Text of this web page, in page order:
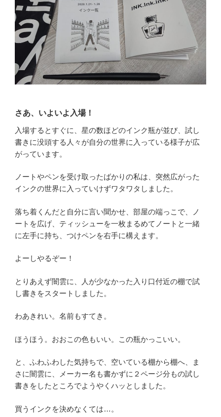
さあ、いよいよ入場！
入場するとすぐに、星の数ほどのインク瓶が並び、試し
書きに没頭する人々が自分の世界に入っている様子が広
がっています。
ノートやペンを受け取ったばかりの私は、突然広がった
インクの世界に入っていけずワタワタしました。
落ち着くんだと自分に言い聞かせ、部屋の端っこで、ノ
ートを広げ、ティッシューを一枚まるめてノートと一緒
に左手に持ち、つけペンを右手に構えます。
よーしやるぞー！
とりあえず闇雲に、人が少なかった入り口付近の棚で試
し書きをスタートしました。
わあきれい。名前もすてき。
ほうほう。おおこの色もいい。この瓶かっこいい。
と、ふわふわした気持ちで、空いている棚から棚へ、ま
さに闇雲に、メーカー名も書かずに２ページ分もの試し
書きをしたところでようやくハッとしました。
買うインクを決めなくては…。